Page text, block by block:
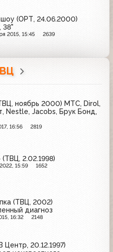
(ОРТ, 24.06.2000)
38"
2015, 15:45 2639
ноябрь 2000) МТС, Dirol,
Nestle, Jacobs, Брук Бонд,
16:56 2819
(ТВЦ, 2.02.1998)
15:59 1652
(ТВЦ, 2002)
диагноз
16:32 2148
Центр, 20.12.1997)